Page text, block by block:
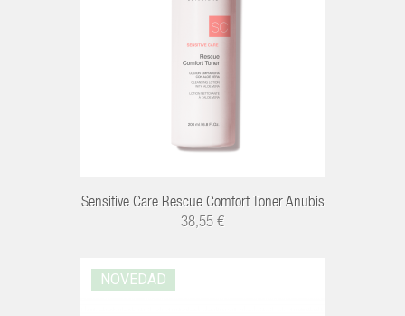
Sensitive Care Rescue Comfort Toner Anubis
38,55 €
NOVEDAD